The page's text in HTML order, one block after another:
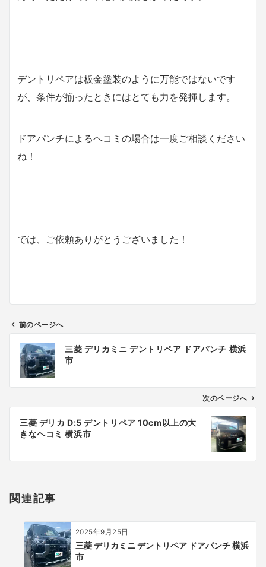
デントリペアは板金塗装のように万能ではないです
が、条件が揃ったときにはとても力を発揮します。
ドアパンチによるヘコミの場合は一度ご相談ください
ね！
では、ご依頼ありがとうございました！
ビ
ン
前のページへ
三菱 デリカミニ デントリペア ドアパンチ 横浜
市
次のページへ
三菱 デリカ D:5 デントリペア 10cm以上の大
きなヘコミ 横浜市
関連記事
2025年9月25日
三菱 デリカミニ デントリペア ドアパンチ 横浜
市